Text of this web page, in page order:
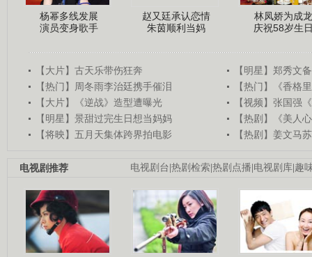
杨幂多线发展
演员变身歌手
赵又廷承认恋情
朱茵顺利当妈
林凤娇为成龙
庆祝58岁生
【大片】古天乐带伤狂奔
【明星】郑秀文
【热门】周冬雨李治廷携手催泪
【热门】《香格
【大片】《逆战》造型遭曝光
【视频】张国强
【明星】景甜过完生日想当妈妈
【热剧】《美人
【将映】五月天集体跨界拍电影
【热剧】姜文马
电视剧台|热剧检索|热剧点播|电视剧库|趣
电视剧推荐